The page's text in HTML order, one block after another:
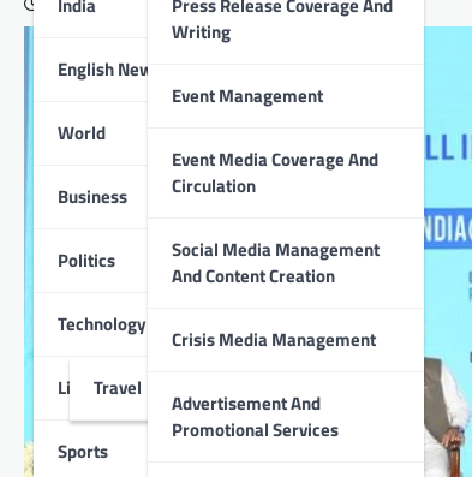
English News
World
Business
Politics
Technology
Lifestyle
Travel
Sports
Writing
Event Management
Event Media Coverage And
Circulation
Social Media Management
And Content Creation
Crisis Media Management
Advertisement And
Promotional Services